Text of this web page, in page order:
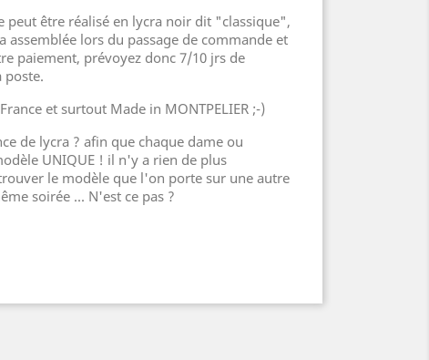
peut être réalisé en lycra noir dit "classique",
assemblée lors du passage de commande et
paiement, prévoyez donc 7/10 jrs de
poste.
et surtout Made in MONTPELIER ;-)
de lycra ? afin que chaque dame ou
UNIQUE ! il n'y a rien de plus
le modèle que l'on porte sur une autre
soirée ... N'est ce pas ?